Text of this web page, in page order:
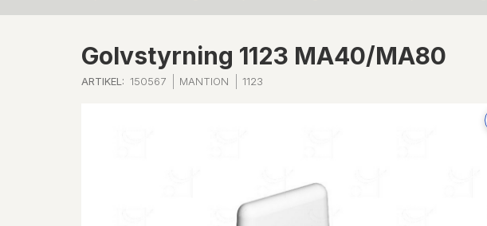
Golvstyrning 1123 MA40/MA80
ARTIKEL: 150567 MANTION 1123